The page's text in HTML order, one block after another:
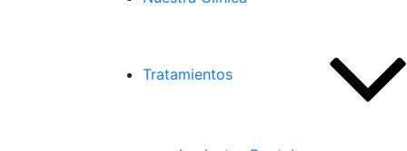
Tratamientos